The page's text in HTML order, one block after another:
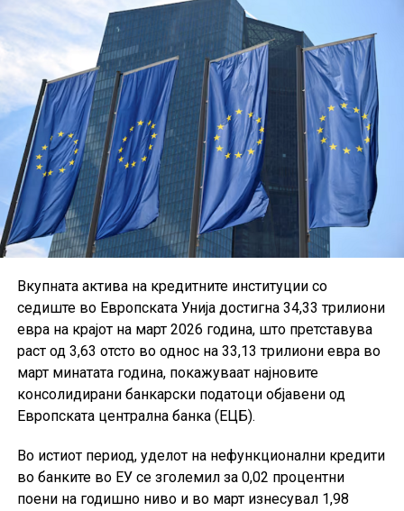
Вкупната актива на кредитните институции со
седиште во Европската Унија достигна 34,33 трилиони
евра на крајот на март 2026 година, што претставува
раст од 3,63 отсто во однос на 33,13 трилиони евра во
март минатата година, покажуваат најновите
консолидирани банкарски податоци објавени од
Европската централна банка (ЕЦБ).
Во истиот период, уделот на нефункционални кредити
во банките во ЕУ се зголемил за 0,02 процентни
поени на годишно ниво и во март изнесувал 1,98